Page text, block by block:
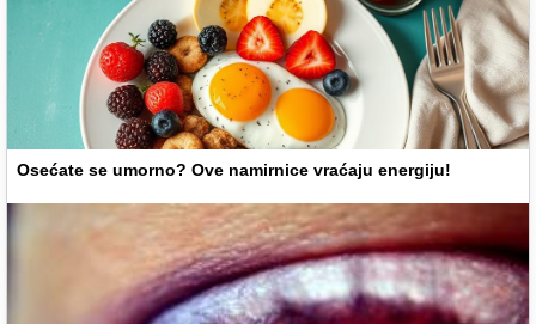
Osećate se umorno? Ove namirnice vraćaju energiju!